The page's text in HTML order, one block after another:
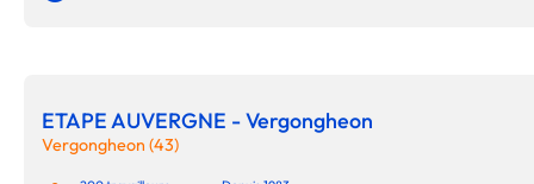
ETAPE AUVERGNE - Vergongheon
Vergongheon (43)